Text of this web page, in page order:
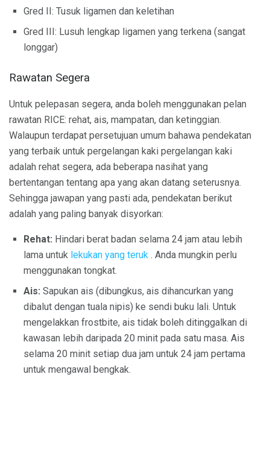
Gred II: Tusuk ligamen dan keletihan
Gred III: Lusuh lengkap ligamen yang terkena (sangat
longgar)
Rawatan Segera
Untuk pelepasan segera, anda boleh menggunakan pelan
rawatan RICE: rehat, ais, mampatan, dan ketinggian.
Walaupun terdapat persetujuan umum bahawa pendekatan
yang terbaik untuk pergelangan kaki pergelangan kaki
adalah rehat segera, ada beberapa nasihat yang
bertentangan tentang apa yang akan datang seterusnya.
Sehingga jawapan yang pasti ada, pendekatan berikut
adalah yang paling banyak disyorkan:
Rehat: Hindari berat badan selama 24 jam atau lebih
lama untuk lekukan yang teruk . Anda mungkin perlu
menggunakan tongkat.
Ais: Sapukan ais (dibungkus, ais dihancurkan yang
dibalut dengan tuala nipis) ke sendi buku lali. Untuk
mengelakkan frostbite, ais tidak boleh ditinggalkan di
kawasan lebih daripada 20 minit pada satu masa. Ais
selama 20 minit setiap dua jam untuk 24 jam pertama
untuk mengawal bengkak.